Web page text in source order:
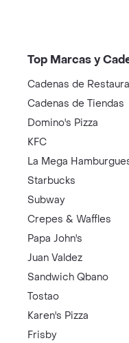
Top Marcas y
Cadenas de
Cadenas de Tiendas
Domino's Pizza
KFC
La Mega
Starbucks
Subway
Crepes & Waffles
Papa John's
Juan Valdez
Sandwich Qbano
Tostao
Karen's Pizza
Frisby